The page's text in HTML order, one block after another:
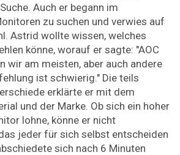
Auch er begann im
zu suchen und verwies auf
Astrid wollte wissen, welches
könne, worauf er sagte: "AOC
wir am meisten, aber auch andere
ist schwierig." Die teils
erklärte er mit dem
und der Marke. Ob sich ein hoher
lohne, könne er nicht
jeder für sich selbst entscheiden
sich nach 6 Minuten